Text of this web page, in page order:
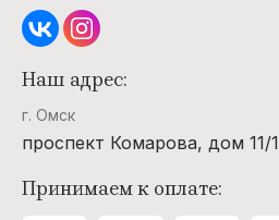
Наш адрес:
г. Омск
проспект Комарова, дом 11/1
Принимаем к оплате: